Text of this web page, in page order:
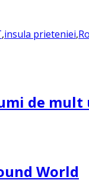
,insula prieteniei,
de
World